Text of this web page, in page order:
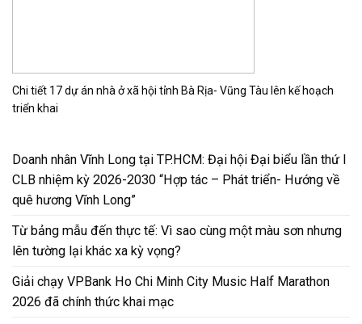
Chi tiết 17 dự án nhà ở xã hội tỉnh Bà Rịa- Vũng Tàu lên kế hoạch
triển khai
Doanh nhân Vĩnh Long tại TP.HCM: Đại hội Đại biểu lần thứ I
CLB nhiệm kỳ 2026-2030 “Hợp tác – Phát triển- Hướng về
quê hương Vĩnh Long”
Từ bảng mẫu đến thực tế: Vì sao cùng một màu sơn nhưng
lên tường lại khác xa kỳ vọng?
Giải chạy VPBank Ho Chi Minh City Music Half Marathon
2026 đã chính thức khai mạc